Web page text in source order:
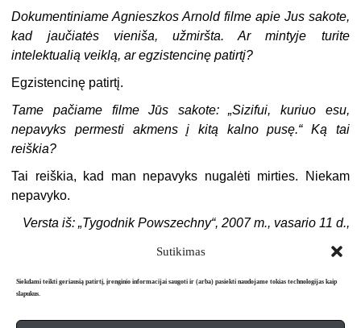
Sutikimas
Siekdami teikti geriausią patirtį, įrenginio informacijai saugoti ir (arba) pasiekti naudojame tokias technologijas kaip
slapukus.
Dokumentiniame Agnieszkos Arnold filme apie Jus sakote,
kad jaučiatės vieniša, užmiršta. Ar mintyje turite
intelektualią veiklą, ar egzistencinę patirtį?
Egzistencinę patirtį.
Tame pačiame filme Jūs sakote: „Sizifui, kuriuo esu,
nepavyks permesti akmens į kitą kalno pusę.“ Ką tai
reiškia?
Tai reiškia, kad man nepavyks nugalėti mirties. Niekam
nepavyko.
Versta iš: „Tygodnik Powszechny“, 2007 m., vasario 11 d.,
Nr. 6